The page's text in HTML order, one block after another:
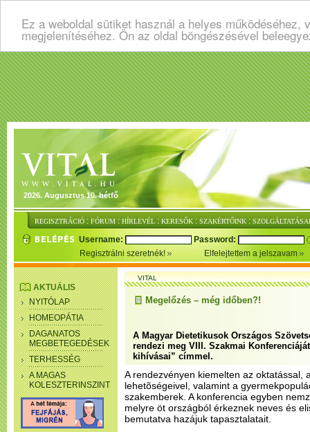
Ez a weboldal sütiket használ a helyes
megjelenítéséhez. Ön az oldal böngészésével
2026. Augusztus 10. hétfő
REGISZTRÁCIÓ : FÓRUM : HÍRLEVÉL : KERESŐK : SZAKÉRTŐINK :
Username:
Password:
Regisztrálni szeretnék!
Elfelejtettem a jelszavam
AKTUÁLIS
NYITÓLAP
HOMEOPÁTIA
DAGANATOS
MEGBETEGEDÉSEK
TERHESSÉG
A MAGAS
KOLESZTERINSZINT
VITAL
Megelőzés – még időben?!
A Magyar Dietetikusok Országos
rendezi meg VIII. Szakmai
kihívásai” címmel.
A rendezvényen kiemelten az oktatással,
lehetõségeivel, valamint a
szakemberek. A konferencia egyben
melyre öt országból érkeznek neves és
bemutatva hazájuk tapasztalatait.